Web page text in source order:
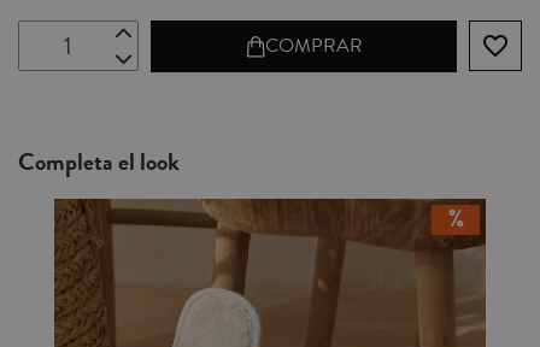
COMPRAR favorite_border
Completa el look